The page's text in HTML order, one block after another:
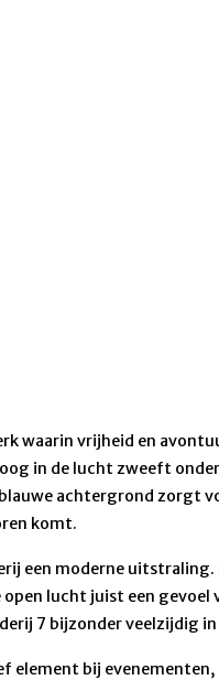
waarin vrijheid en
in de lucht zweeft
achtergrond zorgt
komt.
een moderne uitstraling.
lucht juist een gevoel
7 bijzonder veelzijdig
element bij evenementen,